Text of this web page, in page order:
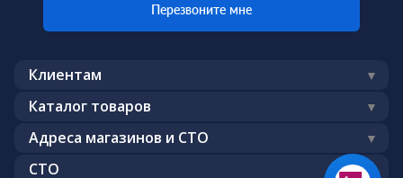
Перезвоните мне
Клиентам
Доставка
Гарантия
Каталог товаров
Аккумуляторы
Адреса магазинов и СТО
Автоблог
СТО